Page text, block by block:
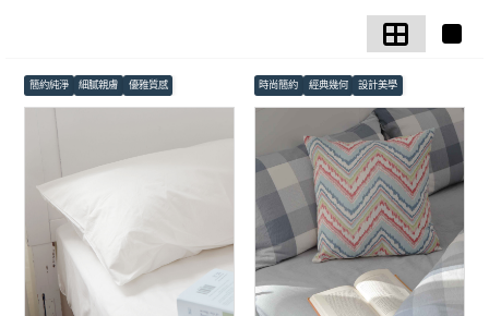
簡約純淨 細膩親膚 優雅質感 時尚簡約 經典幾何 設計美學